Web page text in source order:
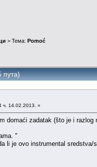
> Тема: Pomoć
пута)
ч. 14.02.2013. »
domaći zadatak (što je i
''
li je ovo instrumental